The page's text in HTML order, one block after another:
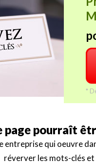
*
pourraît
entreprise qui oeuvre
réverver les mots-clés